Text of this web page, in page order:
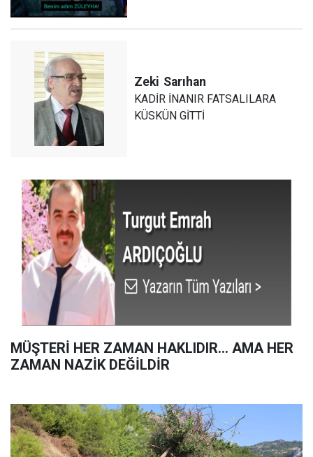
Zeki Sarıhan
KADİR İNANIR FATSALILARA
KÜSKÜN GİTTİ
MÜŞTERİ HER ZAMAN HAKLIDIR… AMA HER
ZAMAN NAZİK DEĞİLDİR